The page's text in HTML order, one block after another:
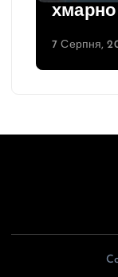
7 Серпня,